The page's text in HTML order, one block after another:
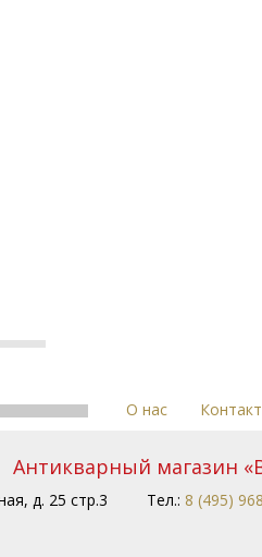
О нас
Антикварный магазин
д. 25 стр.3 Тел.: 8 (495)